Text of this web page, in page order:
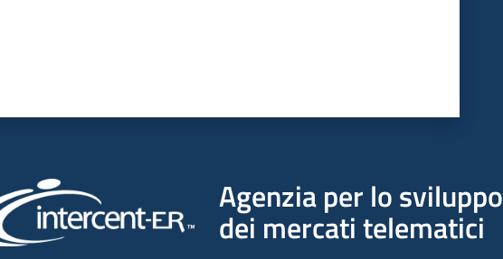
Agenzia per lo sviluppo
dei mercati telematici